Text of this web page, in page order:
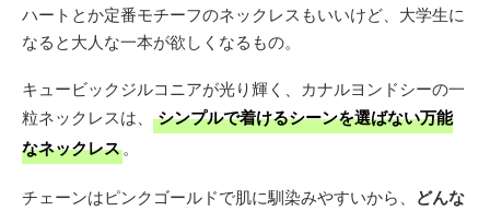
ハートとか定番モチーフのネックレスもいいけど、大学生に
なると大人な一本が欲しくなるもの。
キュービックジルコニアが光り輝く、カナルヨンドシーの一
粒ネックレスは、
シンプルで着けるシーンを選ばない万能
なネックレス。
チェーンはピンクゴールドで肌に馴染みやすいから、 どんな